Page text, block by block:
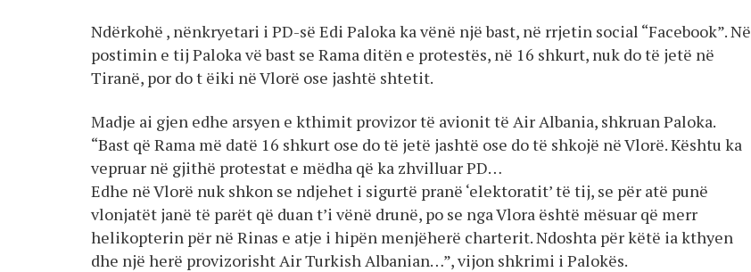
Ndërkohë , nënkryetari i PD-së Edi Paloka ka vënë një bast, në rrjetin social “Facebook”. Në
postimin e tij Paloka vë bast se Rama ditën e protestës, në 16 shkurt, nuk do të jetë në
Tiranë, por do t ëiki në Vlorë ose jashtë shtetit.
Madje ai gjen edhe arsyen e kthimit provizor të avionit të Air Albania, shkruan Paloka.
“Bast që Rama më datë 16 shkurt ose do të jetë jashtë ose do të shkojë në Vlorë. Kështu ka
vepruar në gjithë protestat e mëdha që ka zhvilluar PD…
Edhe në Vlorë nuk shkon se ndjehet i sigurtë pranë ‘elektoratit’ të tij, se për atë punë
vlonjatët janë të parët që duan t’i vënë drunë, po se nga Vlora është mësuar që merr
helikopterin për në Rinas e atje i hipën menjëherë charterit. Ndoshta për këtë ia kthyen
dhe një herë provizorisht Air Turkish Albanian…”, vijon shkrimi i Palokës.